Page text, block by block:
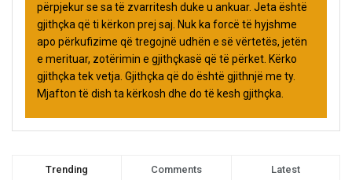
përpjekur se sa të zvarritesh duke u ankuar. Jeta është
gjithçka që ti kërkon prej saj. Nuk ka forcë të hyjshme
apo përkufizime që tregojnë udhën e së vërtetës, jetën
e merituar, zotërimin e gjithçkasë që të përket. Kërko
gjithçka tek vetja. Gjithçka që do është gjithnjë me ty.
Mjafton të dish ta kërkosh dhe do të kesh gjithçka.
Trending Comments Latest